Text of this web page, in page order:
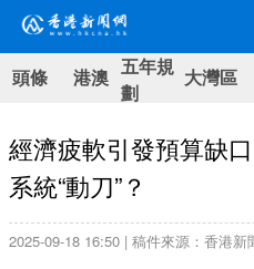
頭條 港澳 五年規
劃
大灣區
經濟疲軟引發預算缺
系統“動刀”？
2025-09-18 16:50 | 稿件來源：香港新